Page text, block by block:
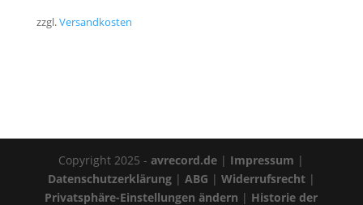
zzgl.Versandkosten
Copyright 2025 -avrecord.de | Impressum |
Datenschutzerklärung| ABG | Widerrufsrecht|
Privatsphäre-Einstellungen ändern | Historie der